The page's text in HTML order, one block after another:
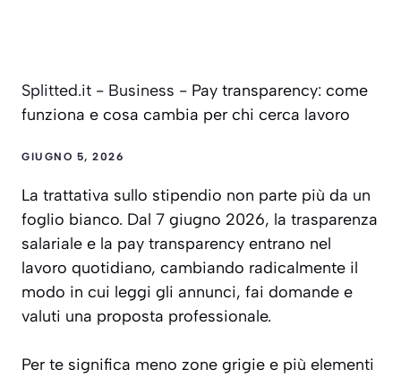
Splitted.it - Business - Pay transparency: come
funziona e cosa cambia per chi cerca lavoro
GIUGNO 5, 2026
La trattativa sullo stipendio non parte più da un
foglio bianco. Dal 7 giugno 2026, la trasparenza
salariale e la pay transparency entrano nel
lavoro quotidiano, cambiando radicalmente il
modo in cui leggi gli annunci, fai domande e
valuti una proposta professionale.
Per te significa meno zone grigie e più elementi